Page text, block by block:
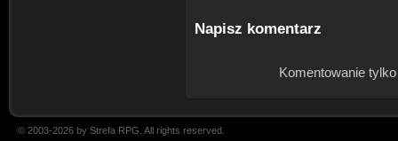
Napisz komentarz
Komentowanie
© 2003-2026 by Strefa RPG. All rights reserved.